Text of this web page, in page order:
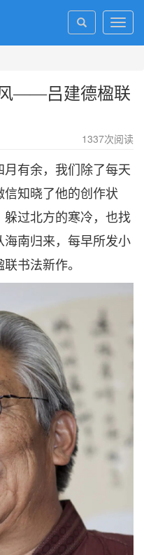
——吕建德楹联
1337次阅读
有余，我们除了每天
知晓了他的创作状
过北方的寒冷，也找
南归来，每早所发小
书法新作。